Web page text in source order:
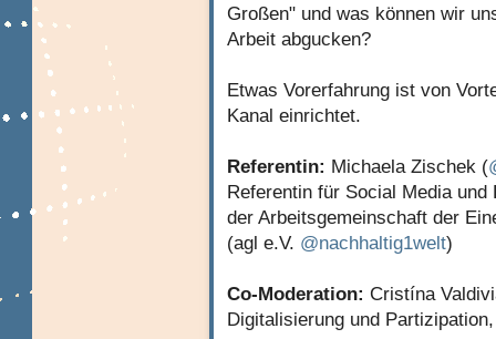
Großen" und was können wir
Arbeit abgucken?
Etwas Vorerfahrung ist von
Kanal einrichtet.
Referentin: Michaela Zischek (
Referentin für Social Media
der Arbeitsgemeinschaft der
(agl e.V. @nachhaltig1welt)
Co-Moderation: Cristína
Digitalisierung und